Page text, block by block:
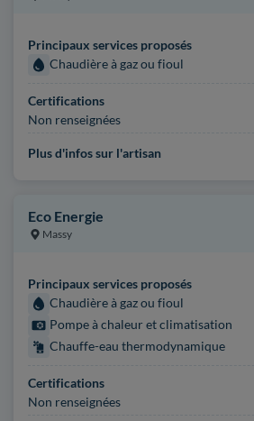
Principaux services proposés
Chaudière à gaz ou fioul
Certifications
Non renseignées
Plus d'infos sur l'artisan
Eco Energie
Massy
Principaux services proposés
Chaudière à gaz ou fioul
Pompe à chaleur et climatisation
Chauffe-eau thermodynamique
Certifications
Non renseignées